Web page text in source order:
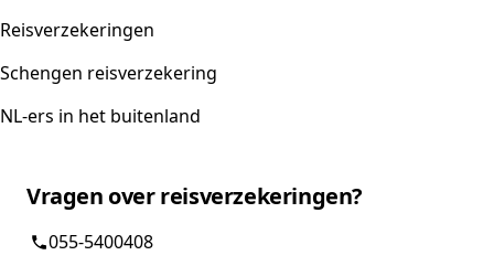
Reisverzekeringen
Schengen reisverzekering
NL-ers in het buitenland
Vragen over reisverzekeringen?
055-5400408